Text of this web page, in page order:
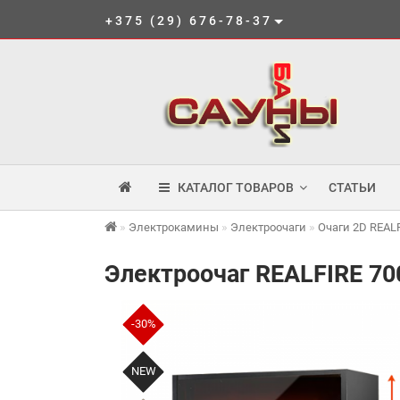
+375 (29) 676-78-37
КАТАЛОГ ТОВАРОВ СТАТЬИ
Электрокамины Электроочаги Очаги 2D
Электроочаг REALFIRE
-30%
NEW